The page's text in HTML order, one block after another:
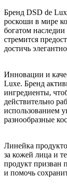
Бренд DSD de
роскоши в мире
богатом
стремится
достичь
Инновации и
Luxe. Бренд
ингредиенты,
действительно
использованием
разнообразные
Линейка
за кожей лица и
продукт призван
и помочь